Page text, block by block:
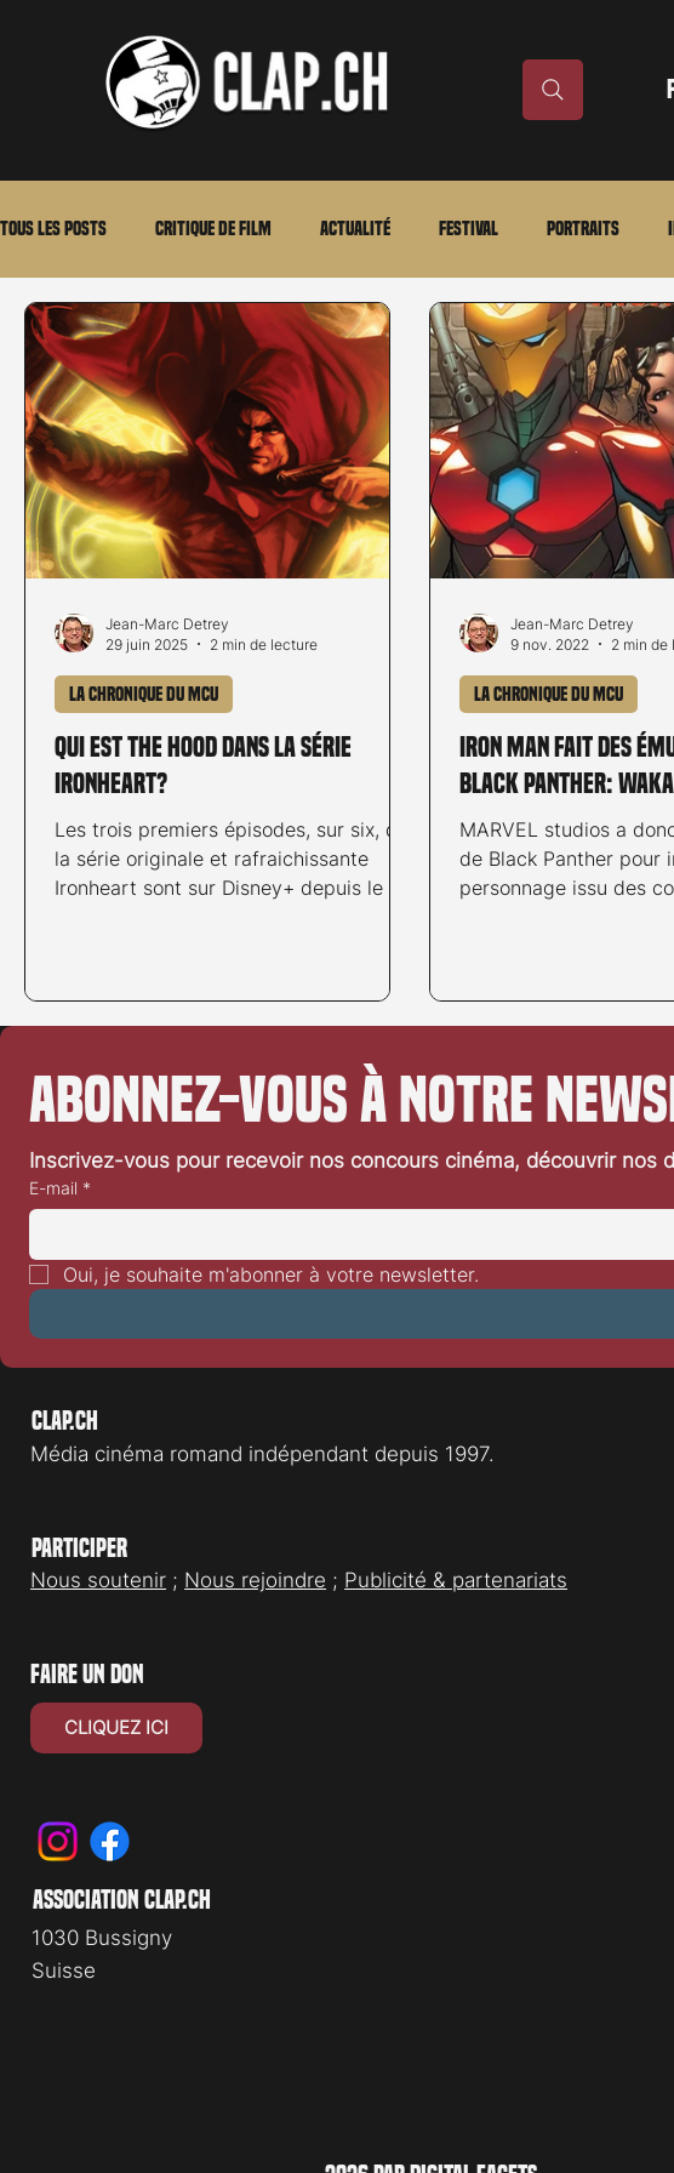
Tous les posts Critique de film Actualité Festival Portraits
Laurent Scherlen Memento En bref VOD Annonce
Stéfanie Rossier Streaming Stefanie Rossier Culture
Qui est The Hood dans la série
Ironheart?
Les trois premiers épisodes, sur six, de
la série originale et rafraichissante
Ironheart sont sur Disney+ depuis le 25
La chronique du MCU
Jean-Marc Detrey
29 juin 2025
2 min de lecture
Iron Man fait des
Black Panther:
MARVEL studios a
de Black Panther pour
personnage issu des
La chronique du MCU
Jean-Marc Detrey
9 nov. 2022
2 min de
Abonnez-vous à notre
Inscrivez-vous pour recevoir nos concours cinéma, découvrir
E-mail *
Oui, je souhaite m'abonner à votre newsletter.
Clap.ch
Média cinéma romand indépendant depuis 1997.
Participer
Nous soutenir ; Nous rejoindre ; Publicité & partenariats
faire un don
CLIQUEZ ICI
association clap.ch
1030 Bussigny
Suisse